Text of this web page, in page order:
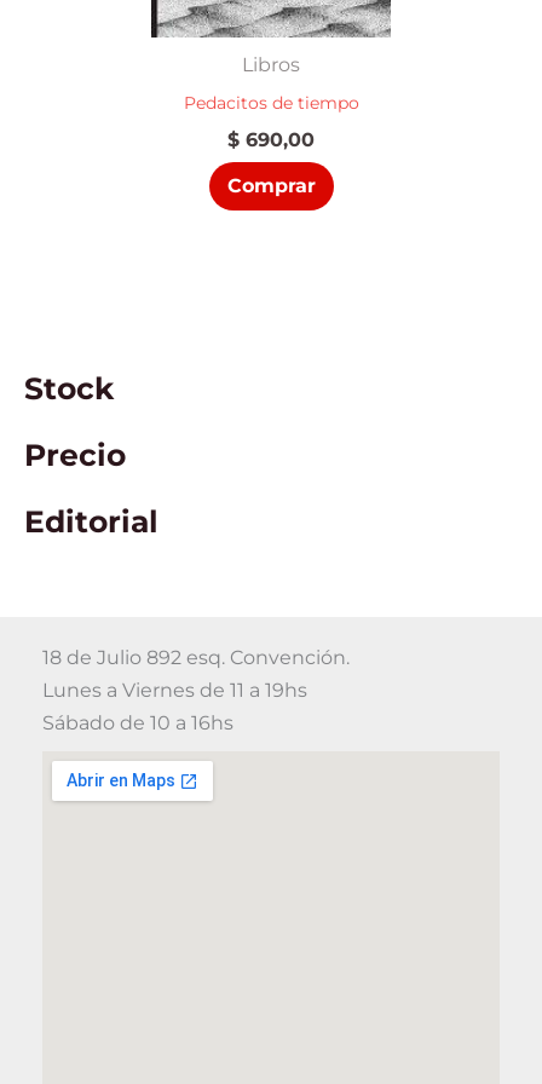
Stock
Precio
Editorial
Libros
Pedacitos de tiempo
$ 690,00
Comprar
18 de Julio 892 esq. Convención.
Lunes a Viernes de 11 a 19hs
Sábado de 10 a 16hs